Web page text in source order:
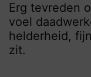
Erg tevreden
voel
helderheid,
zit.